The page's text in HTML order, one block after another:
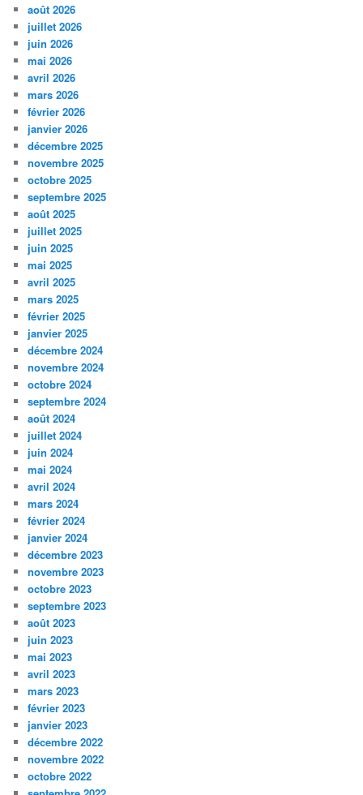
août 2026
juillet 2026
juin 2026
mai 2026
avril 2026
mars 2026
février 2026
janvier 2026
décembre 2025
novembre 2025
octobre 2025
septembre 2025
août 2025
juillet 2025
juin 2025
mai 2025
avril 2025
mars 2025
février 2025
janvier 2025
décembre 2024
novembre 2024
octobre 2024
septembre 2024
août 2024
juillet 2024
juin 2024
mai 2024
avril 2024
mars 2024
février 2024
janvier 2024
décembre 2023
novembre 2023
octobre 2023
septembre 2023
août 2023
juin 2023
mai 2023
avril 2023
mars 2023
février 2023
janvier 2023
décembre 2022
novembre 2022
octobre 2022